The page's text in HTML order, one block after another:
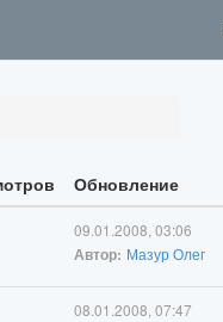
Обновление
09.01.2008, 03:06
Автор: Мазур Олег
08.01.2008, 07:47